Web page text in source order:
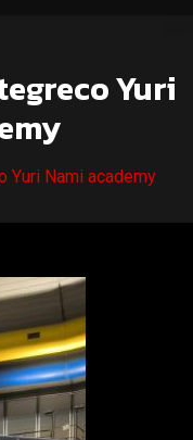
Yuri
Yuri Nami academy